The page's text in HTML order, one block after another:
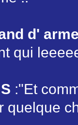
d'
qui
:"Et
quelque